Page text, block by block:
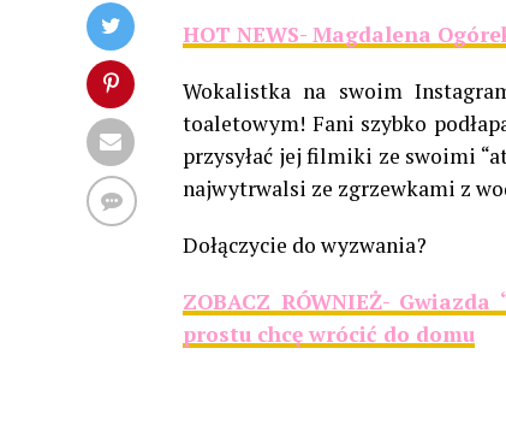
HOT NEWS- Magdalena
Wokalistka na swoim
toaletowym! Fani szybko
przysyłać jej filmiki ze swoimi
najwytrwalsi ze zgrzewkami z
Dołączycie do wyzwania?
ZOBACZ RÓWNIEŻ-
prostu chcę wrócić do domu